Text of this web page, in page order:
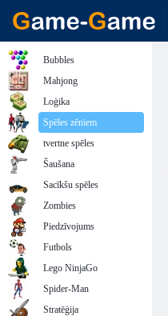
Bubbles
Mahjong
Loģika
Spēles zēniem
tvertne spēles
Šaušana
Sacīkšu spēles
Zombies
Piedzīvojums
Futbols
Lego NinjaGo
Spider-Man
Stratēģija